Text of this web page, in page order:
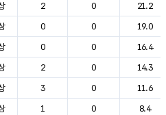
2 0
21.2
0 0
19.0
0 0
16.4
2 0
14.3
3 0
11.6
1 0
8.4